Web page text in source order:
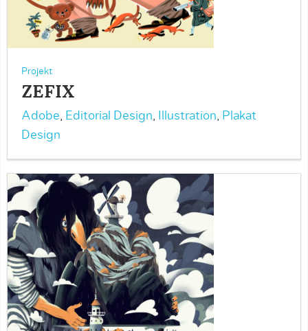
Projekt
ZEFIX
Adobe, Editorial Design, Illustration, Plakat
Design